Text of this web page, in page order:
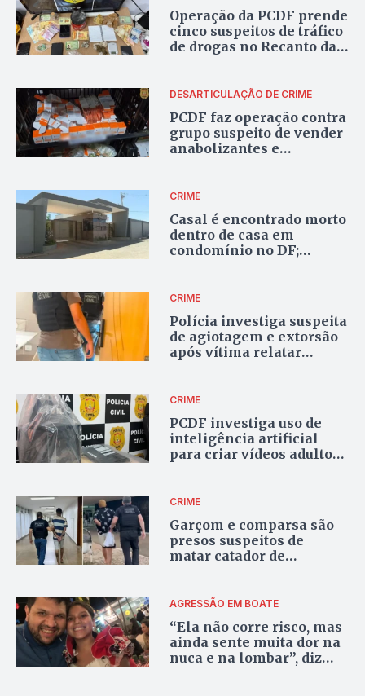
Operação da PCDF prende
cinco suspeitos de tráfico
de drogas no Recanto das
DESARTICULAÇÃO DE CRIME
PCDF faz operação contra
grupo suspeito de vender
anabolizantes e
presos
CRIME
Casal é encontrado morto
dentro de casa em
condomínio no DF;
CRIME
Polícia investiga suspeita
de agiotagem e extorsão
após vítima relatar
CRIME
PCDF investiga uso de
inteligência artificial
para criar vídeos adultos
CRIME
Garçom e comparsa são
presos suspeitos de
matar catador de
AGRESSÃO EM BOATE
“Ela não corre risco, mas
ainda sente muita dor na
nuca e na lombar”, diz